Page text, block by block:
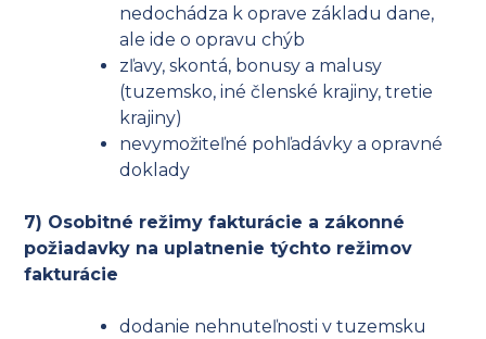
nedochádza k oprave základu dane,
ale ide o opravu chýb
zľavy, skontá, bonusy a malusy
(tuzemsko, iné členské krajiny, tretie
krajiny)
nevymožiteľné pohľadávky a opravné
doklady
7) Osobitné režimy fakturácie a zákonné
požiadavky na uplatnenie týchto režimov
fakturácie
dodanie nehnuteľnosti v tuzemsku